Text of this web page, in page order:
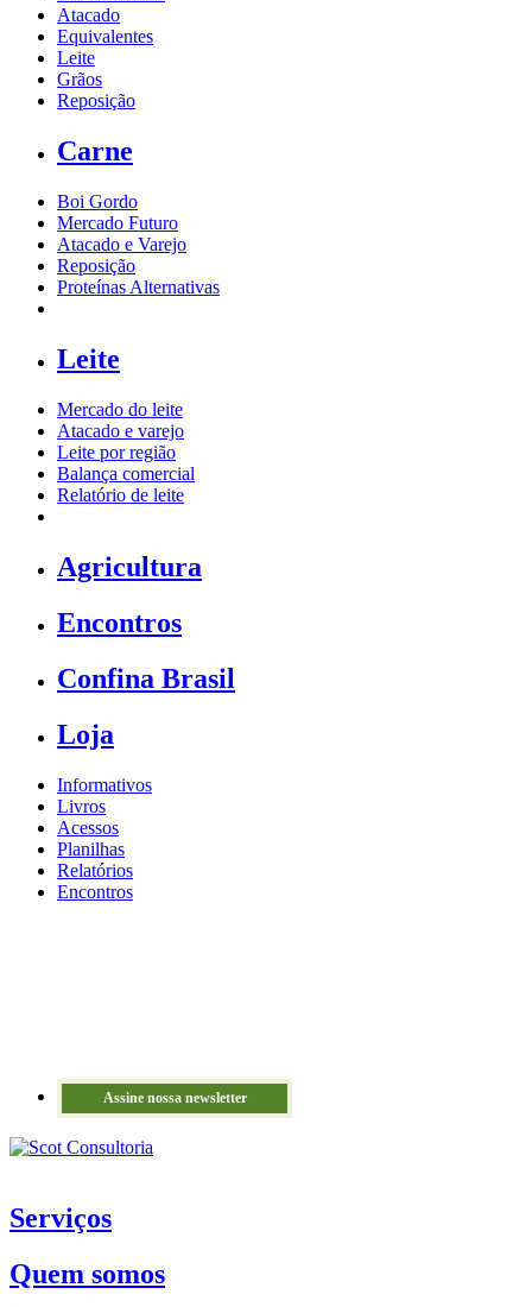
Atacado
Equivalentes
Leite
Grãos
Reposição
Carne
Boi Gordo
Mercado Futuro
Atacado e Varejo
Reposição
Proteínas Alternativas
Leite
Mercado do leite
Atacado e varejo
Leite por região
Balança comercial
Relatório de leite
Agricultura
Encontros
Confina Brasil
Loja
Informativos
Livros
Acessos
Planilhas
Relatórios
Encontros
Assine nossa newsletter
Serviços
Quem somos